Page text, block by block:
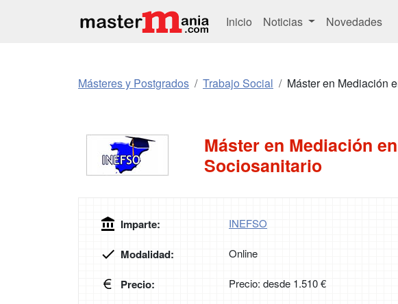
Inicio Noticias Novedades
Másteres y Postgrados Trabajo Social Máster en Mediación
Máster en Mediación
Sociosanitario
Imparte: INEFSO
Modalidad: Online
Precio: Precio: desde 1.510 €